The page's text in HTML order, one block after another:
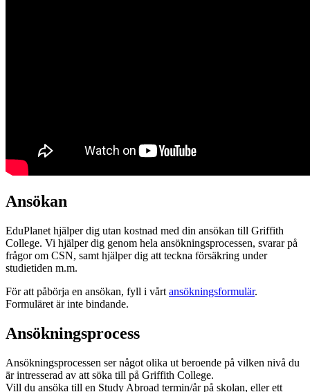
Ansökan
EduPlanet hjälper dig utan kostnad med din ansökan till Griffith
College. Vi hjälper dig genom hela ansökningsprocessen, svarar på
frågor om CSN, samt hjälper dig att teckna försäkring under
studietiden m.m.
För att påbörja en ansökan, fyll i vårt ansökningsformulär.
Formuläret är inte bindande.
Ansökningsprocess
Ansökningsprocessen ser något olika ut beroende på vilken nivå du
är intresserad av att söka till på Griffith College.
Vill du ansöka till en Study Abroad termin/år på skolan, eller ett